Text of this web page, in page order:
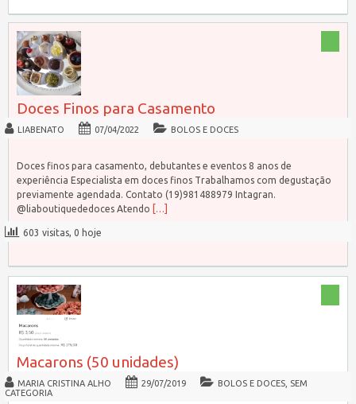
Doces Finos para Casamento
LIABENATO 07/04/2022 BOLOS E DOCES
Doces finos para casamento, debutantes e eventos 8 anos de
experiência Especialista em doces finos Trabalhamos com degustação
previamente agendada. Contato (19)981488979 Intagran.
@liaboutiquededoces Atendo
[…]
603 visitas, 0 hoje
Macarons (50 unidades)
MARIA CRISTINA ALHO 29/07/2019 BOLOS E DOCES, SEM
CATEGORIA